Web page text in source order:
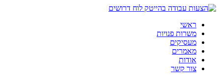
לוח דרושים
ראשי
משרות פנויות
מעסיקים
מאמרים
אודות
צור קשר